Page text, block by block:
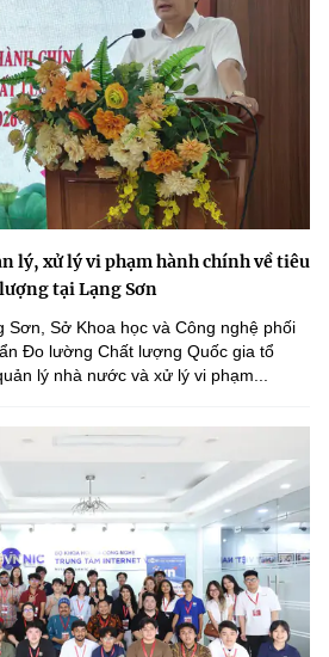
lý, xử lý vi phạm hành chính về tiêu
tại Lạng Sơn
Sơn, Sở Khoa học và Công nghệ phối
Đo lường Chất lượng Quốc gia tổ
lý nhà nước và xử lý vi phạm...